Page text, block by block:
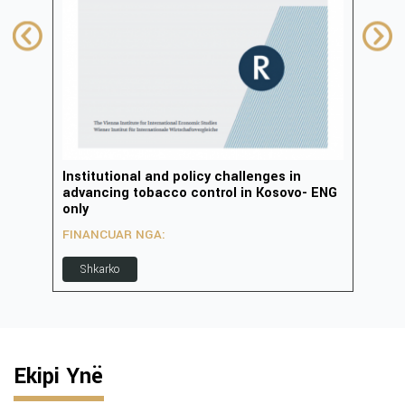
Institutional and policy challenges in
advancing tobacco control in Kosovo- ENG
only
FINANCUAR NGA:
Shkarko
Ekipi Ynë